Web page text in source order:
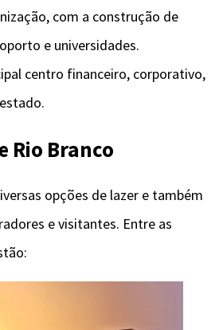
com a construção de
e universidades.
centro financeiro, corporativo,
Rio Branco
opções de lazer e também
e visitantes. Entre as